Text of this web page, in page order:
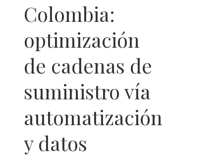
Colombia:
optimización
de cadenas de
suministro vía
automatización
y datos